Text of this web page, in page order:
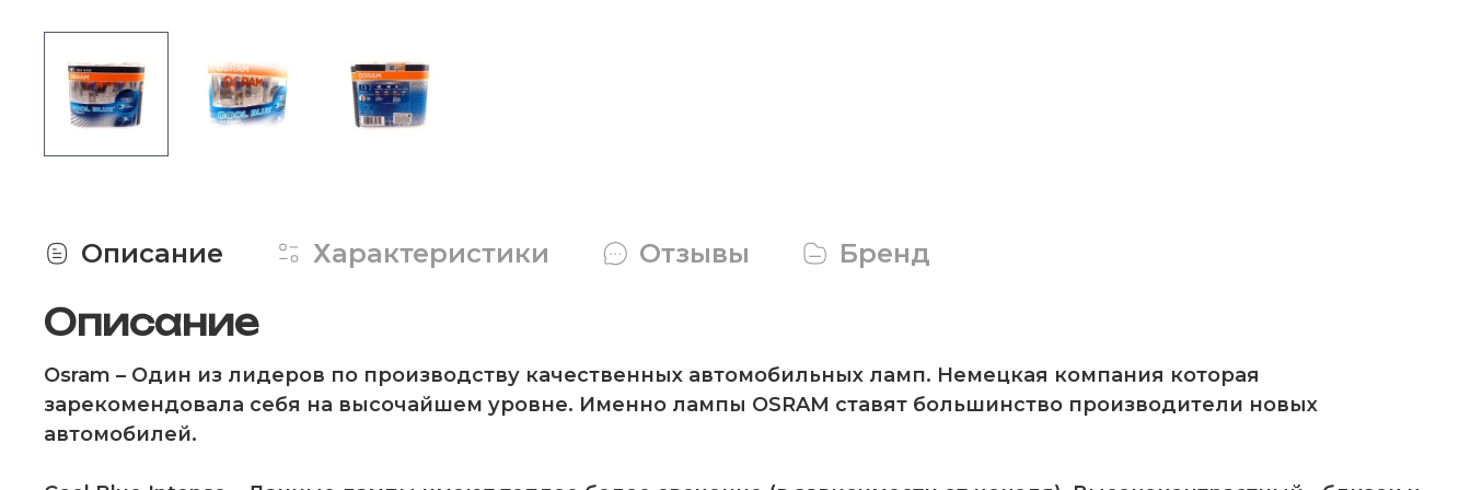
Описание Характеристики Отзывы Бренд
Описание
Osram – Один из лидеров по производству качественных автомобильных ламп. Немецкая компания которая
зарекомендовала себя на высочайшем уровне. Именно лампы OSRAM ставят большинство производители новых
автомобилей.